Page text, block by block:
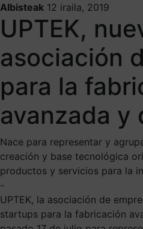
Albisteak 12 iraila, 2019
UPTEK,
asociación
para la
avanzada y
Nace para representar y
creación y base tecnológica
productos y servicios para la
-
UPTEK, la asociación de
startups para la fabricación